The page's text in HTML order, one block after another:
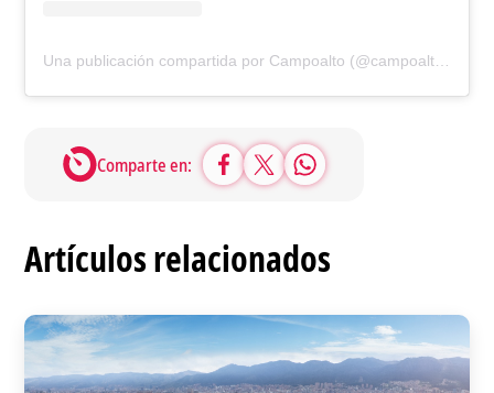
Comparte en:
Artículos relacionados